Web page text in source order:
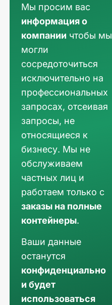
Мы просим вас
информация о
компании чтобы мы
могли
сосредоточиться
исключительно на
профессиональных
запросах, отсеивая
запросы, не
относящиеся к
бизнесу. Мы не
обслуживаем
частных лиц и
работаем только с
заказы на полные
контейнеры.
Ваши данные
останутся
конфиденциально
и будет
использоваться